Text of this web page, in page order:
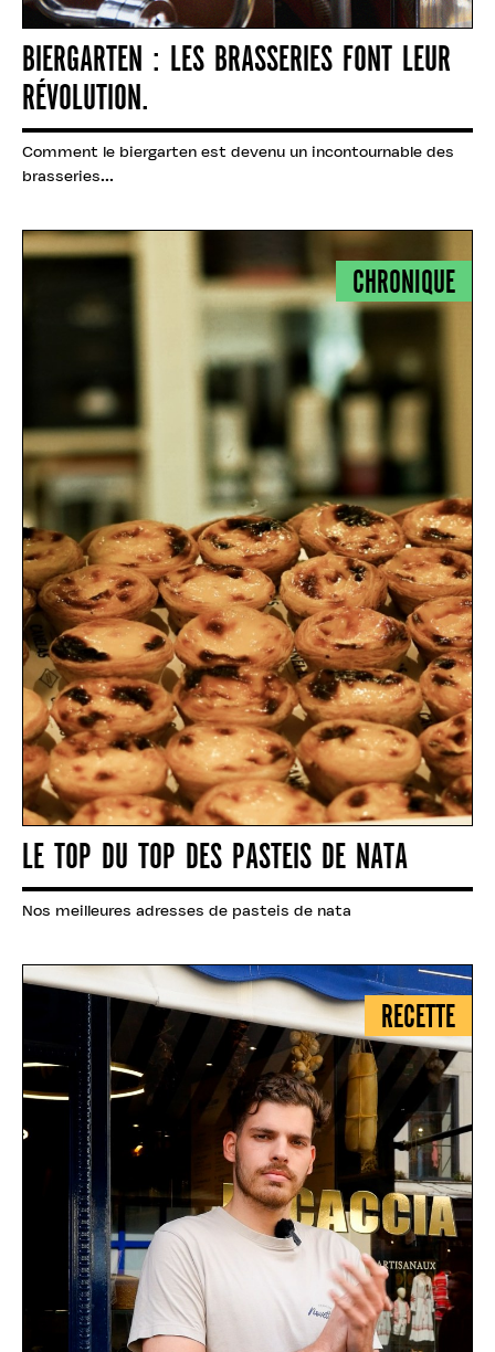
BIERGARTEN : LES BRASSERIES FONT LEUR
RÉVOLUTION.
Comment le biergarten est devenu un incontournable des
brasseries...
LE TOP DU TOP DES PASTEIS DE NATA
Nos meilleures adresses de pasteis de nata
CHRONIQUE
RECETTE